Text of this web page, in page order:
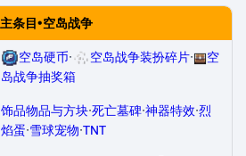
主条目•空岛战争
空岛硬币· 空岛战争装扮碎片·
空
岛战争抽奖箱
饰品物品与方块·死亡墓碑·神器特效·烈
焰蛋·雪球宠物·TNT